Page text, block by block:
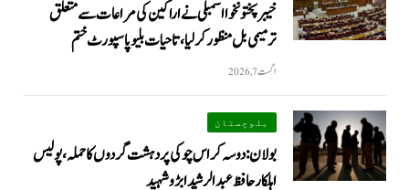
خیبرپختونخوا اسمبلی نے اراکین کی مراعات سے متعلق
ترمیمی بل منظور کر لیا، تاحیات بلیو پاسپورٹ ختم
اگست 7, 2026
بلوچستان
بولان: دوسہ کراس چوکی پر دہشت گردوں کا حملہ، پولیس
اہلکار حافظ عبدالرشید ابڑو شہید